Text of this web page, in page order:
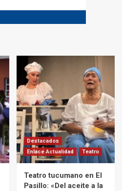
Destacados
Enlace Actualidad
Teatro
Teatro tucumano en El
Pasillo: «Del aceite a la